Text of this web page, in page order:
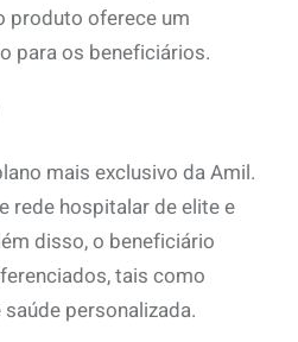
produto oferece um
para os beneficiários.
mais exclusivo da Amil.
rede hospitalar de elite e
disso, o beneficiário
tais como
personalizada.